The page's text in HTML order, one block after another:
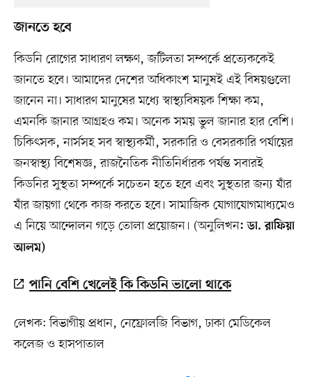
জানতে হবে
কিডনি রোগের সাধারণ লক্ষণ, জটিলতা সম্পর্কে প্রত্যেককেই
জানতে হবে। আমাদের দেশের অধিকাংশ মানুষই এই বিষয়গুলো
জানেন না। সাধারণ মানুষের মধ্যে স্বাস্থ্যবিষয়ক শিক্ষা কম,
এমনকি জানার আগ্রহও কম। অনেক সময় ভুল জানার হার বেশি।
চিকিৎসক, নার্সসহ সব স্বাস্থ্যকর্মী, সরকারি ও বেসরকারি পর্যায়ের
জনস্বাস্থ্য বিশেষজ্ঞ, রাজনৈতিক নীতিনির্ধারক পর্যন্ত সবারই
কিডনির সুস্থতা সম্পর্কে সচেতন হতে হবে এবং সুস্থতার জন্য যাঁর
যাঁর জায়গা থেকে কাজ করতে হবে। সামাজিক যোগাযোগমাধ্যমেও
এ নিয়ে আন্দোলন গড়ে তোলা প্রয়োজন। (অনুলিখন: ডা. রাফিয়া
আলম)
পানি বেশি খেলেই কি কিডনি ভালো থাকে
লেখক: বিভাগীয় প্রধান, নেফ্রোলজি বিভাগ, ঢাকা মেডিকেল
কলেজ ও হাসপাতাল